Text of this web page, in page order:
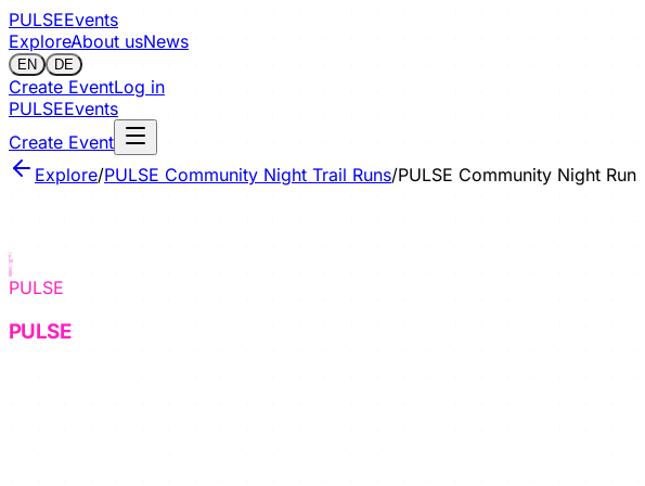
PULSEEvents
ExploreAbout usNews
EN DE
Create EventLog in
PULSEEvents
Create Event
Explore/PULSE Community Night Trail Runs/PULSE Community Night Run
PULSE
PULSECommunity Night Run